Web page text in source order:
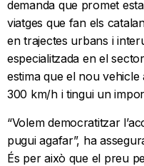
demanda que promet
viatges que fan els
en trajectes urbans i
especialitzada en el
estima que el nou
300 km/h i tingui un
“Volem democratitzar
pugui agafar”, ha
És per això que el preu